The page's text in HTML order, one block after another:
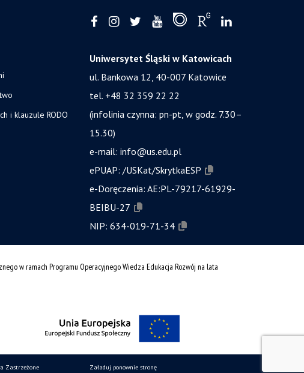
i klauzule RODO
Uniwersytet Śląski w Katowicach
ul. Bankowa 12, 40-007 Katowice
tel. +48 32 359 22 22
(infolinia czynna: pn-pt, w godz. 7.30–
15.30)
e-mail: info@us.edu.pl
ePUAP: /USKat/SkrytkaESP
e-Doręczenia: AE:PL-79217-61929-
BEIBU-27
NIP: 634-019-71-34
w ramach Programu Operacyjnego Wiedza Edukacja Rozwój na lata
Zastrzeżone Załaduj ponownie stronę